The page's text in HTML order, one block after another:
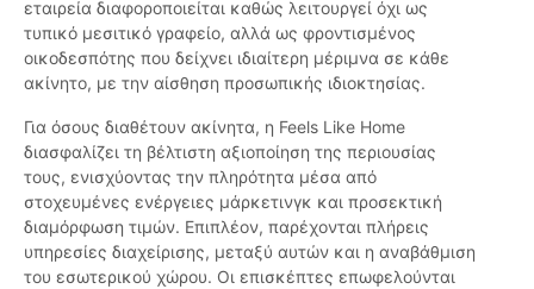
εταιρεία διαφοροποιείται καθώς λειτουργεί όχι ως
τυπικό μεσιτικό γραφείο, αλλά ως φροντισμένος
οικοδεσπότης που δείχνει ιδιαίτερη μέριμνα σε κάθε
ακίνητο, με την αίσθηση προσωπικής ιδιοκτησίας.
Για όσους διαθέτουν ακίνητα, η Feels Like Home
διασφαλίζει τη βέλτιστη αξιοποίηση της περιουσίας
τους, ενισχύοντας την πληρότητα μέσα από
στοχευμένες ενέργειες μάρκετινγκ και προσεκτική
διαμόρφωση τιμών. Επιπλέον, παρέχονται πλήρεις
υπηρεσίες διαχείρισης, μεταξύ αυτών και η αναβάθμιση
του εσωτερικού χώρου. Οι επισκέπτες επωφελούνται